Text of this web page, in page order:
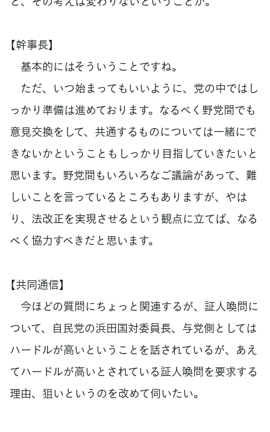
【幹事長】
基本的にはそういうことですね。
ただ、いつ始まってもいいように、党の中ではし
っかり準備は進めております。なるべく野党間でも
意見交換をして、共通するものについては一緒にで
きないかということもしっかり目指していきたいと
思います。野党間もいろいろなご議論があって、難
しいことを言っているところもありますが、やは
り、法改正を実現させるという観点に立てば、なる
べく協力すべきだと思います。
【共同通信】
今ほどの質問にちょっと関連するが、証人喚問に
ついて、自民党の浜田国対委員長、与党側としては
ハードルが高いということを話されているが、あえ
てハードルが高いとされている証人喚問を要求する
理由、狙いというのを改めて伺いたい。